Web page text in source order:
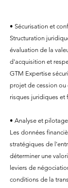
• Sécurisation et
Structuration
évaluation de la
d'acquisition et
GTM Expertise
projet de cession ou
risques juridiques et
• Analyse et
Les données
stratégiques de
déterminer une
leviers de
conditions de la